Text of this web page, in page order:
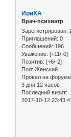
ИриХА
Врач-психиатр
Зарегистрирован:
Приглашений: 0
Сообщений: 196
Уважение: [+11/-0]
Позитив: [+6/-2]
Пол: Женский
Провел на
3 дня 12 часов
Последний визит:
2017-10-12